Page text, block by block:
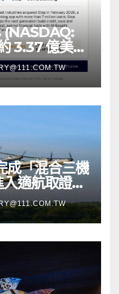
3.37 億美
Beast
枚以太
枚 WLD 代
成「混合三機
適航取證階